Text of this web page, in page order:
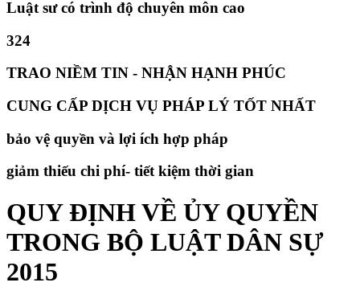
Luật sư có trình độ chuyên môn cao
324
TRAO NIỀM TIN - NHẬN HẠNH PHÚC
CUNG CẤP DỊCH VỤ PHÁP LÝ TỐT NHẤT
bảo vệ quyền và lợi ích hợp pháp
giảm thiếu chi phí- tiết kiệm thời gian
QUY ĐỊNH VỀ ỦY QUYỀN
TRONG BỘ LUẬT DÂN SỰ
2015